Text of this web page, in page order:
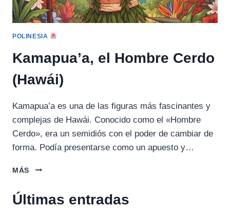
POLINESIA
Kamapua’a, el Hombre Cerdo
(Hawái)
Kamapua’a es una de las figuras más fascinantes y
complejas de Hawái. Conocido como el «Hombre
Cerdo», era un semidiós con el poder de cambiar de
forma. Podía presentarse como un apuesto y…
MÁS
KAMAPUA’A,
CERDO
Últimas entradas